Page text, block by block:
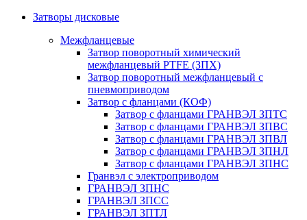
Затворы дисковые
Межфланцевые
Затвор поворотный химический
межфланцевый PTFE (ЗПХ)
Затвор поворотный межфланцевый с
пневмоприводом
Затвор с фланцами (КОФ)
Затвор с фланцами ГРАНВЭЛ ЗПТС
Затвор с фланцами ГРАНВЭЛ ЗПВС
Затвор с фланцами ГРАНВЭЛ ЗПВЛ
Затвор с фланцами ГРАНВЭЛ ЗПНЛ
Затвор с фланцами ГРАНВЭЛ ЗПНС
Гранвэл с электроприводом
ГРАНВЭЛ ЗПНС
ГРАНВЭЛ ЗПСС
ГРАНВЭЛ ЗПТЛ